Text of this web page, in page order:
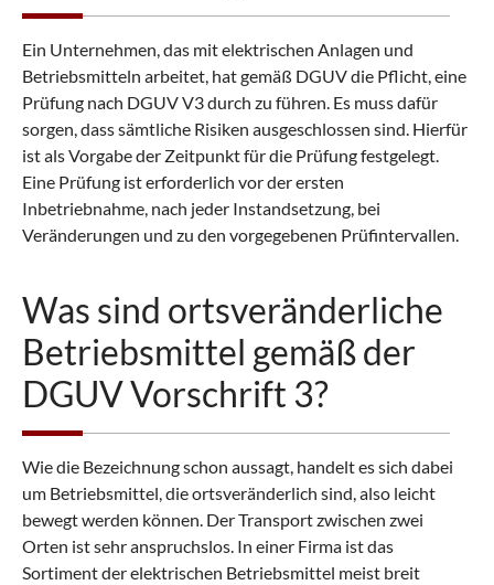
Ein Unternehmen, das mit elektrischen Anlagen und
Betriebsmitteln arbeitet, hat gemäß DGUV die Pflicht, eine
Prüfung nach DGUV V3 durch zu führen. Es muss dafür
sorgen, dass sämtliche Risiken ausgeschlossen sind. Hierfür
ist als Vorgabe der Zeitpunkt für die Prüfung festgelegt.
Eine Prüfung ist erforderlich vor der ersten
Inbetriebnahme, nach jeder Instandsetzung, bei
Veränderungen und zu den vorgegebenen Prüfintervallen.
Was sind ortsveränderliche
Betriebsmittel gemäß der
DGUV Vorschrift 3?
Wie die Bezeichnung schon aussagt, handelt es sich dabei
um Betriebsmittel, die ortsveränderlich sind, also leicht
bewegt werden können. Der Transport zwischen zwei
Orten ist sehr anspruchslos. In einer Firma ist das
Sortiment der elektrischen Betriebsmittel meist breit